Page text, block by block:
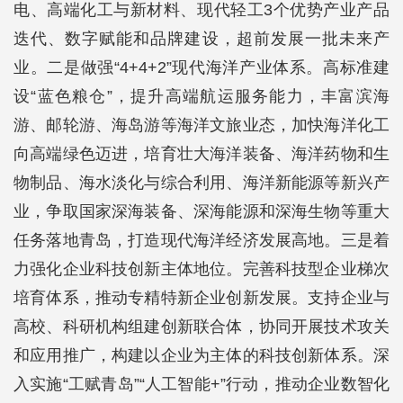
电、高端化工与新材料、现代轻工3个优势产业产品
迭代、数字赋能和品牌建设，超前发展一批未来产
业。二是做强“4+4+2”现代海洋产业体系。高标准建
设“蓝色粮仓”，提升高端航运服务能力，丰富滨海
游、邮轮游、海岛游等海洋文旅业态，加快海洋化工
向高端绿色迈进，培育壮大海洋装备、海洋药物和生
物制品、海水淡化与综合利用、海洋新能源等新兴产
业，争取国家深海装备、深海能源和深海生物等重大
任务落地青岛，打造现代海洋经济发展高地。三是着
力强化企业科技创新主体地位。完善科技型企业梯次
培育体系，推动专精特新企业创新发展。支持企业与
高校、科研机构组建创新联合体，协同开展技术攻关
和应用推广，构建以企业为主体的科技创新体系。深
入实施“工赋青岛”“人工智能+”行动，推动企业数智化